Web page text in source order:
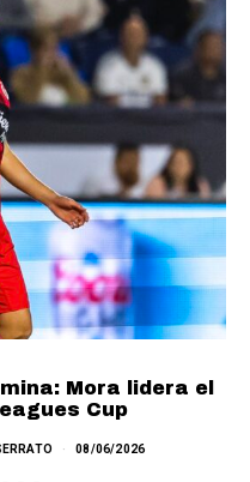
Mora lidera el
Cup
08/06/2026